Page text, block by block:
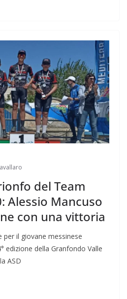
del Team
Alessio Mancuso
con una vittoria
il giovane messinese
edizione della Granfondo Valle
ASD